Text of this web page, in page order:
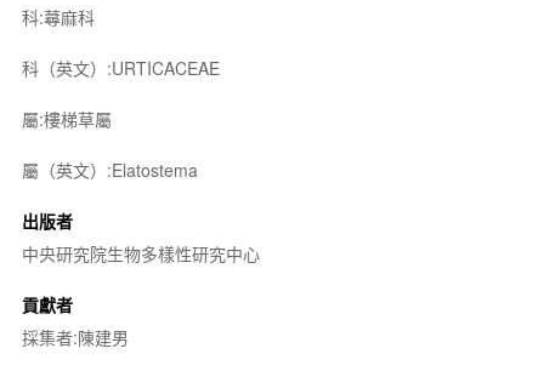
科:蕁麻科
科（英文）:URTICACEAE
屬:樓梯草屬
屬（英文）:Elatostema
出版者
中央研究院生物多樣性研究中心
貢獻者
採集者:陳建男